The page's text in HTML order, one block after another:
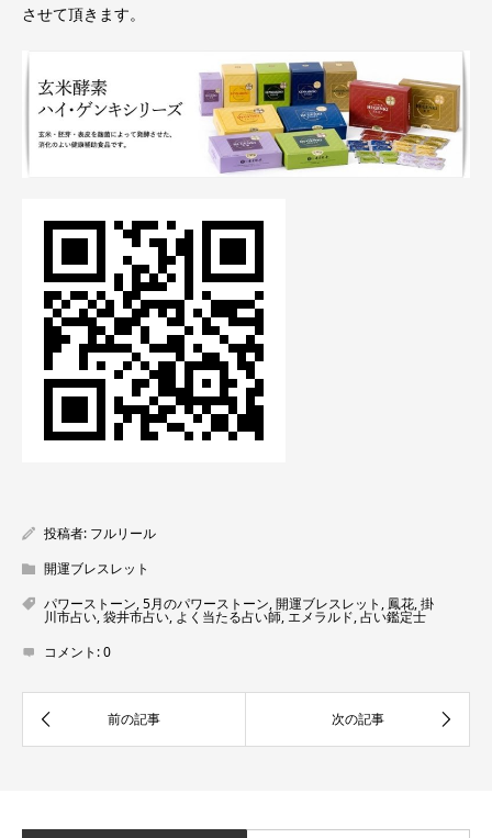
させて頂きます。
投稿者: フルリール
開運ブレスレット
パワーストーン,5月のパワーストーン,開運ブレスレット , 鳳花,掛
川市占い,袋井市占い, よく当たる占い師,エメラルド,占い鑑定士
コメント:0